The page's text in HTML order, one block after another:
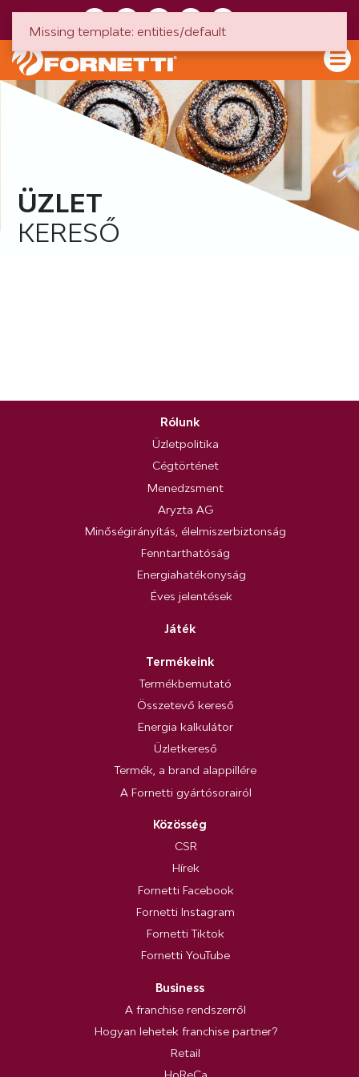
ÜZLET
KERESŐ
Rólunk
Üzletpolitika
Cégtörténet
Menedzsment
Aryzta AG
Minőségirányítás, élelmiszerbiztonság
Fenntarthatóság
Energiahatékonyság
Éves jelentések
Játék
Termékeink
Termékbemutató
Összetevő kereső
Energia kalkulátor
Üzletkereső
Termék, a brand alappillére
A Fornetti gyártósorairól
Közösség
CSR
Hírek
Fornetti Facebook
Fornetti Instagram
Fornetti Tiktok
Fornetti YouTube
Business
A franchise rendszerről
Hogyan lehetek franchise partner?
Retail
Missing template: entities/default